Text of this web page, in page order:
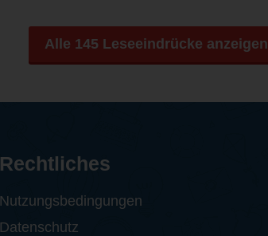
Alle 145 Leseeindrücke anzeigen
Rechtliches
Nutzungsbedingungen
Datenschutz